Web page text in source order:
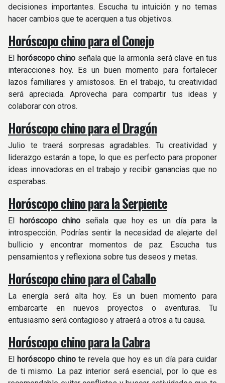
decisiones importantes. Escucha tu intuición y no temas
hacer cambios que te acerquen a tus objetivos.
Horóscopo chino para el Conejo
El horóscopo chino señala que la armonía será clave en tus
interacciones hoy. Es un buen momento para fortalecer
lazos familiares y amistosos. En el trabajo, tu creatividad
será apreciada. Aprovecha para compartir tus ideas y
colaborar con otros.
Horóscopo chino para el Dragón
Julio te traerá sorpresas agradables. Tu creatividad y
liderazgo estarán a tope, lo que es perfecto para proponer
ideas innovadoras en el trabajo y recibir ganancias que no
esperabas.
Horóscopo chino para la Serpiente
El horóscopo chino señala que hoy es un día para la
introspección. Podrías sentir la necesidad de alejarte del
bullicio y encontrar momentos de paz. Escucha tus
pensamientos y reflexiona sobre tus deseos y metas.
Horóscopo chino para el Caballo
La energía será alta hoy. Es un buen momento para
embarcarte en nuevos proyectos o aventuras. Tu
entusiasmo será contagioso y atraerá a otros a tu causa.
Horóscopo chino para la Cabra
El horóscopo chino te revela que hoy es un día para cuidar
de ti mismo. La paz interior será esencial, por lo que es